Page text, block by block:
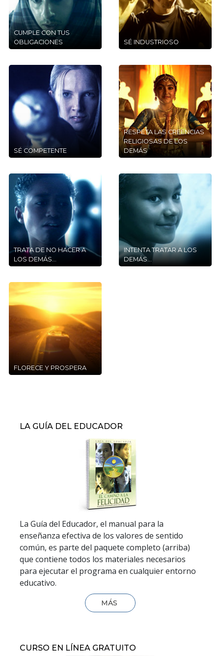
CUMPLE CON TUS
OBLIGACIONES
SÉ INDUSTRIOSO
SÉ COMPETENTE
RESPETA LAS CREENCIAS
RELIGIOSAS DE LOS
DEMÁS
TRATA DE NO HACER A
LOS DEMÁS…
INTENTA TRATAR A LOS
DEMÁS…
FLORECE Y PROSPERA
LA GUÍA DEL EDUCADOR
La Guía del Educador, el manual para la
enseñanza efectiva de los valores de sentido
común, es parte del paquete completo (arriba)
que contiene todos los materiales necesarios
para ejecutar el programa en cualquier entorno
educativo.
MÁS
CURSO EN LÍNEA GRATUITO